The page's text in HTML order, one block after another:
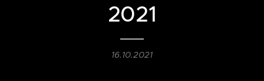
2021
16.10.2021